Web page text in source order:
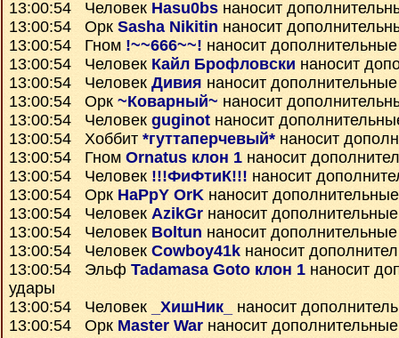
13:00:54 Человек Hasu0bs наносит
13:00:54 Орк Sasha Nikitin наносит
13:00:54 Гном !~~666~~! наносит
13:00:54 Человек Кайл Брофловски наносит
13:00:54 Человек Дивия наносит
13:00:54 Орк ~Коварный~ наносит
13:00:54 Человек guginot наносит
13:00:54 Хоббит *гуттаперчевый* наносит
13:00:54 Гном Ornatus клон 1 наносит
13:00:54 Человек !!!ФиФтиК!!! наносит
13:00:54 Орк HaPpY OrK наносит
13:00:54 Человек AzikGr наносит
13:00:54 Человек Boltun наносит
13:00:54 Человек Cowboy41k наносит
13:00:54 Эльф Tadamasa Goto клон 1 наносит
удары
13:00:54 Человек
_ХишНик_
наносит
13:00:54 Орк Master War наносит